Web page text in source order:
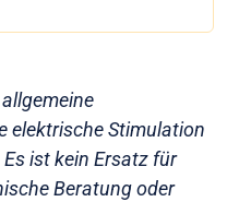
elektrische Stimulation
ist kein Ersatz für
Beratung oder